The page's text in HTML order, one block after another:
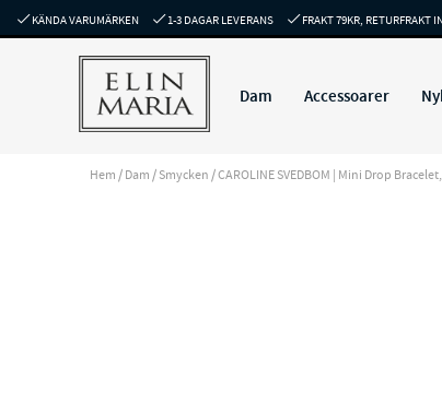
KÄNDA VARUMÄRKEN 1-3 DAGAR LEVERANS FRAKT 79KR, RETURFRAKT
Dam Accessoarer
Hem /Dam /Smycken /CAROLINE SVEDBOM | Mini Drop